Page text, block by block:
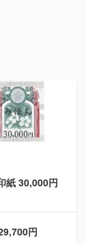
紙 30,000円
円